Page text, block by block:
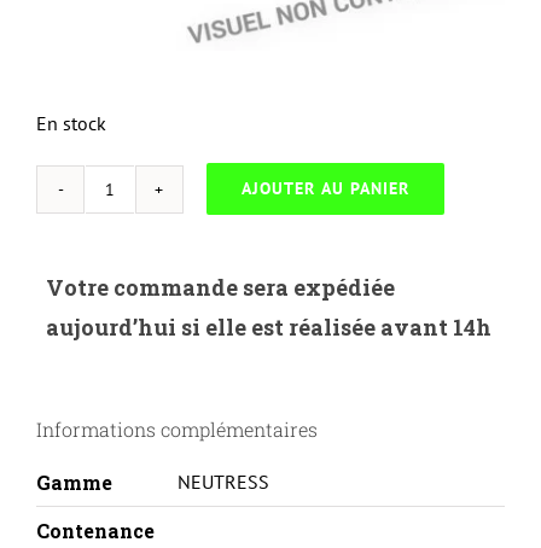
En stock
quantité
H.413AM-
HP
MFP
CF413A-
M-
AJOUTER AU PANIER
Votre commande sera expédiée
aujourd’hui si elle est réalisée avant 14h
Informations complémentaires
Gamme NEUTRESS
Contenance